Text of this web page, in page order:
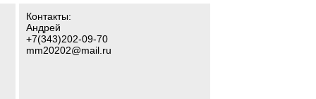
Контакты:
Андрей
+7(343)202-09-70
mm20202@mail.ru